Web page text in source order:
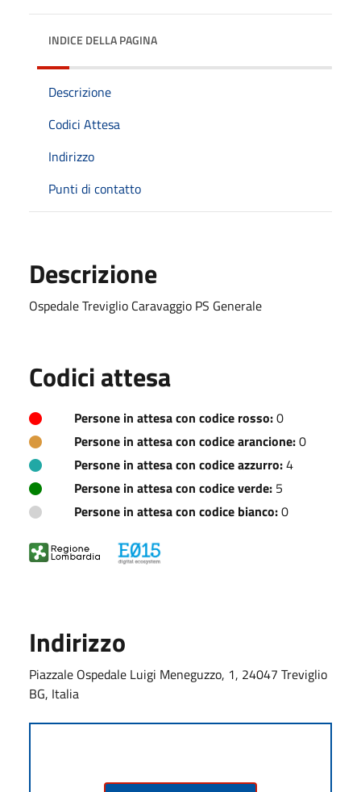
INDICE DELLA PAGINA
Descrizione
Codici Attesa
Indirizzo
Punti di contatto
Descrizione
Ospedale Treviglio Caravaggio PS Generale
Codici attesa
Persone in attesa con codice rosso:0
Persone in attesa con codice arancione:0
Persone in attesa con codice azzurro:4
Persone in attesa con codice verde: 5
Persone in attesa con codice bianco:0
Indirizzo
Piazzale Ospedale Luigi Meneguzzo, 1, 24047 Treviglio
BG, Italia